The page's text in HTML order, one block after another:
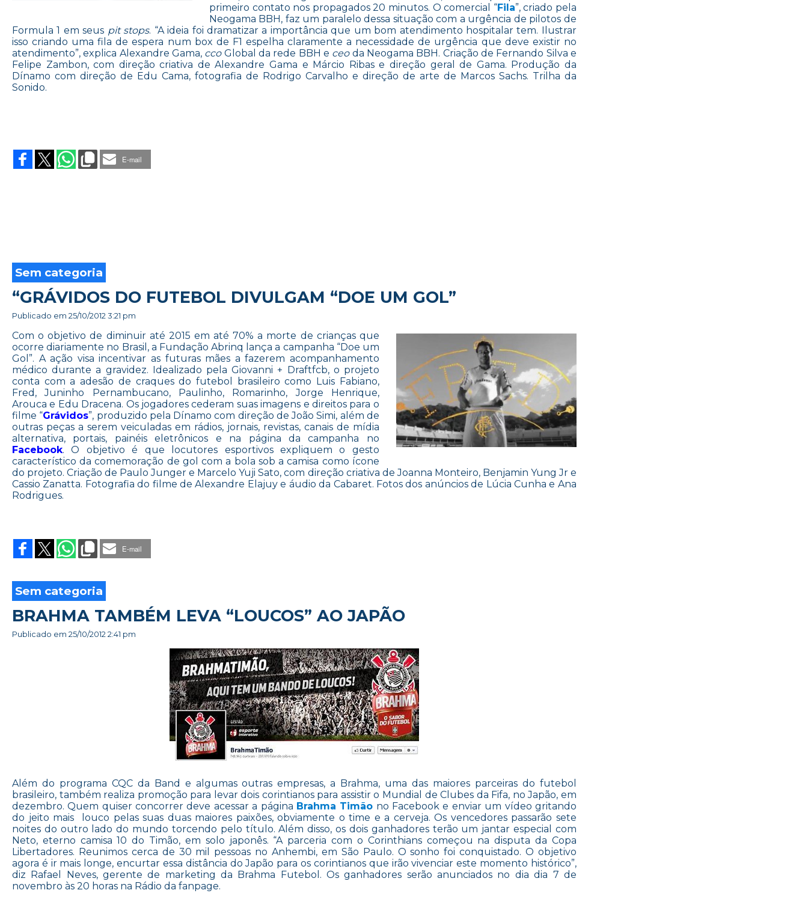
primeiro contato nos propagados 20 minutos. O comercial “Fila”, criado pela
Neogama BBH, faz um paralelo dessa situação com a urgência de pilotos de
Formula 1 em seus pit stops. “A ideia foi dramatizar a importância que um bom atendimento hospitalar tem. Ilustrar
isso criando uma fila de espera num box de F1 espelha claramente a necessidade de urgência que deve existir no
atendimento”, explica Alexandre Gama, ccoGlobal da rede BBH e ceoda Neogama BBH. Criação de Fernando Silva e
Felipe Zambon, com direção criativa de Alexandre Gama e Márcio Ribas e direção geral de Gama. Produção da
Dínamo com direção de Edu Cama, fotografia de Rodrigo Carvalho e direção de arte de Marcos Sachs. Trilha da
Sonido.
LUIZ
PROMETE
E-mail
Sem categoria
“GRÁVIDOS DO FUTEBOL DIVULGAM “DOE UM GOL”
Publicado em 25/10/2012 3:21 pm
Com o objetivo de diminuir até 2015 em até 70% a morte de crianças que
ocorre diariamente no Brasil, a Fundação Abrinq lança a campanha “Doe um
Gol”. A ação visa incentivar as futuras mães a fazerem acompanhamento
médico durante a gravidez. Idealizado pela Giovanni + Draftfcb, o projeto
conta com a adesão de craques do futebol brasileiro como Luis Fabiano,
Fred, Juninho Pernambucano, Paulinho, Romarinho, Jorge Henrique,
Arouca e Edu Dracena. Os jogadores cederam suas imagens e direitos para o
filme “Grávidos”, produzido pela Dínamo com direção de João Simi, além de
outras peças a serem veiculadas em rádios, jornais, revistas, canais de mídia
alternativa, portais, painéis eletrônicos e na página da campanha no
Facebook. O objetivo é que locutores esportivos expliquem o gesto
característico da comemoração de gol com a bola sob a camisa como ícone
do projeto. Criação de Paulo Junger e Marcelo Yuji Sato, com direção criativa de Joanna Monteiro, Benjamin Yung Jr e
Cassio Zanatta. Fotografia do filme de Alexandre Elajuy e áudio da Cabaret. Fotos dos anúncios de Lúcia Cunha e Ana
Rodrigues.
DO
FUTEBOL
UM
GOL”
E-mail
Sem categoria
BRAHMA TAMBÉM LEVA “LOUCOS” AO JAPÃO
Publicado em 25/10/2012 2:41 pm
Além do programa CQC da Band e algumas outras empresas, a Brahma, uma das maiores parceiras do futebol
brasileiro, também realiza promoção para levar dois corintianos para assistir o Mundial de Clubes da Fifa, no Japão, em
dezembro. Quem quiser concorrer deve acessar a página Brahma Timão no Facebook e enviar um vídeo gritando
do jeito mais louco pelas suas duas maiores paixões, obviamente o time e a cerveja. Os vencedores passarão sete
noites do outro lado do mundo torcendo pelo título. Além disso, os dois ganhadores terão um jantar especial com
Neto, eterno camisa 10 do Timão, em solo japonês. “A parceria com o Corinthians começou na disputa da Copa
Libertadores. Reunimos cerca de 30 mil pessoas no Anhembi, em São Paulo. O sonho foi conquistado. O objetivo
agora é ir mais longe, encurtar essa distância do Japão para os corintianos que irão vivenciar este momento histórico”,
diz Rafael Neves, gerente de marketing da Brahma Futebol. Os ganhadores serão anunciados no dia dia 7 de
novembro às 20 horas na Rádio da fanpage.